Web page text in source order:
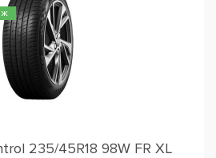
235/45R18 98W FR XL